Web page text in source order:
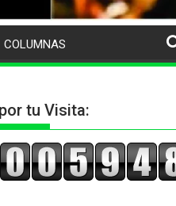
COLUMNAS
tu Visita: